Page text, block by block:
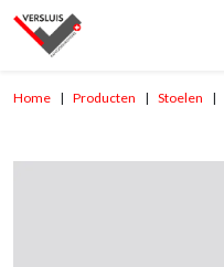
Home Producten Stoelen